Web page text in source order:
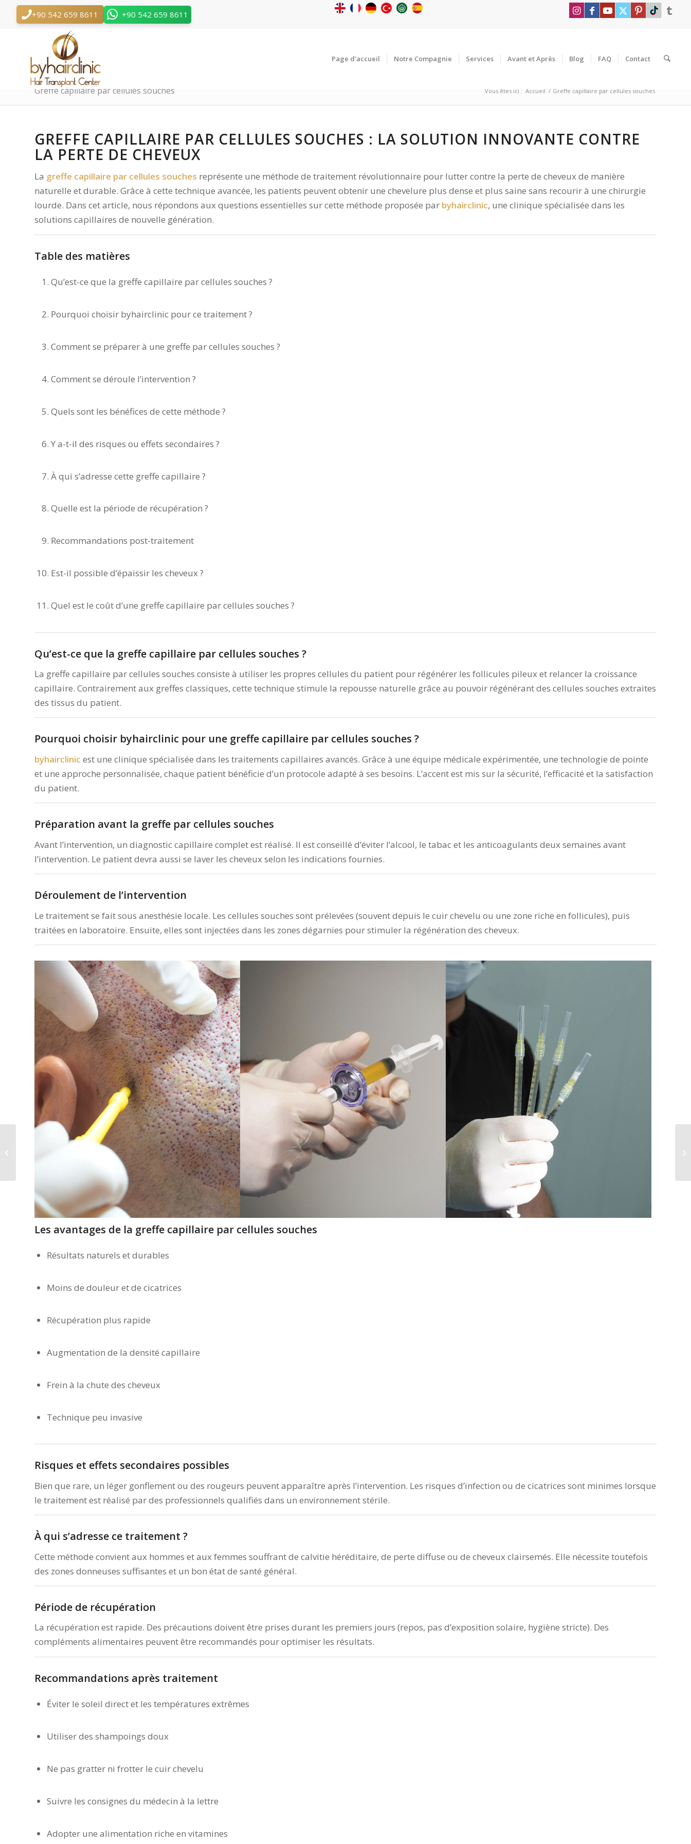
+90 542 659 8611 +90 542 659 8611
Page d’accueil Notre Compagnie Services Avant et Après Blog FAQ Contact
Greffe capillaire par cellules souches Vous êtes ici : Accueil / Greffe capillaire par cellules souches
GREFFE CAPILLAIRE PAR CELLULES SOUCHES : LA SOLUTION INNOVANTE CONTRE
LA PERTE DE CHEVEUX
La greffe capillaire par cellules souches représente une méthode de traitement révolutionnaire pour lutter contre la perte de cheveux de manière
naturelle et durable. Grâce à cette technique avancée, les patients peuvent obtenir une chevelure plus dense et plus saine sans recourir à une chirurgie
lourde. Dans cet article, nous répondons aux questions essentielles sur cette méthode proposée par byhairclinic, une clinique spécialisée dans les
solutions capillaires de nouvelle génération.
Table des matières
Qu’est-ce que la greffe capillaire par cellules souches ?
Pourquoi choisir byhairclinic pour ce traitement ?
Comment se préparer à une greffe par cellules souches ?
Comment se déroule l’intervention ?
Quels sont les bénéfices de cette méthode ?
Y a-t-il des risques ou effets secondaires ?
À qui s’adresse cette greffe capillaire ?
Quelle est la période de récupération ?
Recommandations post-traitement
Est-il possible d’épaissir les cheveux ?
Quel est le coût d’une greffe capillaire par cellules souches ?
Qu’est-ce que la greffe capillaire par cellules souches ?
La greffe capillaire par cellules souches consiste à utiliser les propres cellules du patient pour régénérer les follicules pileux et relancer la croissance
capillaire. Contrairement aux greffes classiques, cette technique stimule la repousse naturelle grâce au pouvoir régénérant des cellules souches extraites
des tissus du patient.
Pourquoi choisir byhairclinic pour une greffe capillaire par cellules souches ?
byhairclinic est une clinique spécialisée dans les traitements capillaires avancés. Grâce à une équipe médicale expérimentée, une technologie de pointe
et une approche personnalisée, chaque patient bénéficie d’un protocole adapté à ses besoins. L’accent est mis sur la sécurité, l’efficacité et la satisfaction
du patient.
Préparation avant la greffe par cellules souches
Avant l’intervention, un diagnostic capillaire complet est réalisé. Il est conseillé d’éviter l’alcool, le tabac et les anticoagulants deux semaines avant
l’intervention. Le patient devra aussi se laver les cheveux selon les indications fournies.
Déroulement de l’intervention
Le traitement se fait sous anesthésie locale. Les cellules souches sont prélevées (souvent depuis le cuir chevelu ou une zone riche en follicules), puis
traitées en laboratoire. Ensuite, elles sont injectées dans les zones dégarnies pour stimuler la régénération des cheveux.
Les avantages de la greffe capillaire par cellules souches
Résultats naturels et durables
Moins de douleur et de cicatrices
Récupération plus rapide
Augmentation de la densité capillaire
Frein à la chute des cheveux
Technique peu invasive
Risques et effets secondaires possibles
Bien que rare, un léger gonflement ou des rougeurs peuvent apparaître après l’intervention. Les risques d’infection ou de cicatrices sont minimes lorsque
le traitement est réalisé par des professionnels qualifiés dans un environnement stérile.
À qui s’adresse ce traitement ?
Cette méthode convient aux hommes et aux femmes souffrant de calvitie héréditaire, de perte diffuse ou de cheveux clairsemés. Elle nécessite toutefois
des zones donneuses suffisantes et un bon état de santé général.
Période de récupération
La récupération est rapide. Des précautions doivent être prises durant les premiers jours (repos, pas d’exposition solaire, hygiène stricte). Des
compléments alimentaires peuvent être recommandés pour optimiser les résultats.
Recommandations après traitement
Éviter le soleil direct et les températures extrêmes
Utiliser des shampoings doux
Ne pas gratter ni frotter le cuir chevelu
Suivre les consignes du médecin à la lettre
Adopter une alimentation riche en vitamines